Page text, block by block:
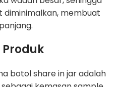
diminimalkan, membuat
botol share in jar adalah